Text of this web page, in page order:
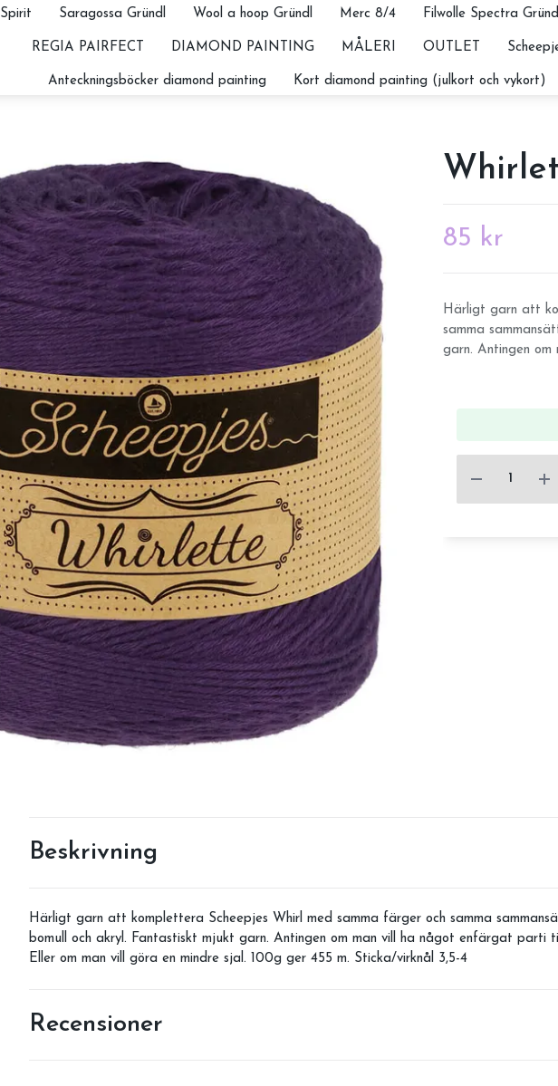
Spirit Saragossa Gründl Wool a hoop Gründl Merc 8/4 Filwolle Spectra Gründl
REGIA PAIRFECT DIAMOND PAINTING MÅLERI OUTLET
Anteckningsböcker diamond painting Kort diamond painting (julkort och vykort)
85 kr
Härligt garn att
samma
garn. Antingen om
Beskrivning
Härligt garn att komplettera Scheepjes Whirl med samma färger och samma
bomull och akryl. Fantastiskt mjukt garn. Antingen om man vill ha något enfärgat parti
Eller om man vill göra en mindre sjal. 100g ger 455 m. Sticka/virknål 3,5-4
Recensioner